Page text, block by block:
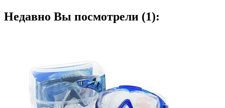
Недавно Вы посмотрели (1):